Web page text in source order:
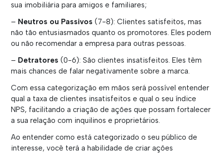
sua imobiliária para amigos e familiares;
– Neutros ou Passivos (7-8): Clientes satisfeitos, mas
não tão entusiasmados quanto os promotores. Eles podem
ou não recomendar a empresa para outras pessoas.
– Detratores (0-6): São clientes insatisfeitos. Eles têm
mais chances de falar negativamente sobre a marca.
Com essa categorização em mãos será possível entender
qual a taxa de clientes insatisfeitos e qual o seu índice
NPS, facilitando a criação de ações que possam fortalecer
a sua relação com inquilinos e proprietários.
Ao entender como está categorizado o seu público de
interesse, você terá a habilidade de criar ações